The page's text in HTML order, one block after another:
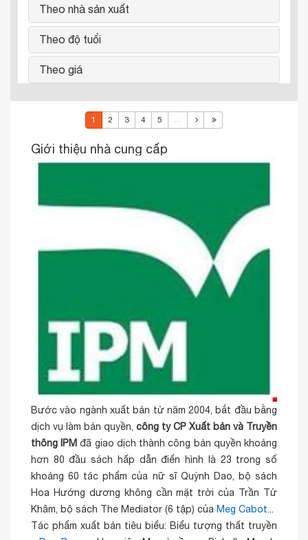
Theo nhà sản xuất
Theo độ tuổi
Theo giá
1 2 3 4 5 …
Giới thiệu nhà cung cấp
Bước vào ngành xuất bản từ năm 2004, bắt đầu bằng
dịch vụ làm bản quyền, công ty CP Xuất bản và Truyền
thông IPM đã giao dịch thành công bản quyền khoảng
hơn 80 đầu sách hấp dẫn điển hình là 23 trong số
khoảng 60 tác phẩm của nữ sĩ Quỳnh Dao, bộ sách
Hoa Hướng dương không cần mặt trời của Trần Tử
Khâm, bộ sách The Mediator (6 tập) của Meg Cabot...
Tác phẩm xuất bản tiêu biểu: Biểu tượng thất truyền